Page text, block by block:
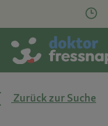
Zurück zur Suche